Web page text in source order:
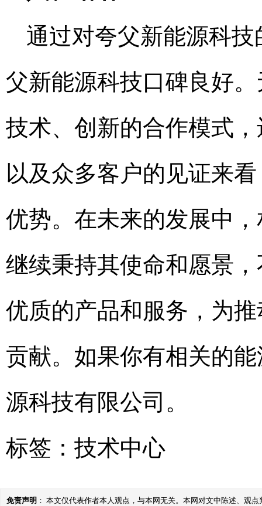
通过对夸父新能源科
父新能源科技口碑良好
技术、创新的合作模式
以及众多客户的见证来
优势。在未来的发展中
继续秉持其使命和愿景
优质的产品和服务，为
贡献。如果你有相关的
源科技有限公司。
标签： 技术中心
免责声明 ： 本文仅代表作者本人观点，与本网无关。本网对文中陈述、观